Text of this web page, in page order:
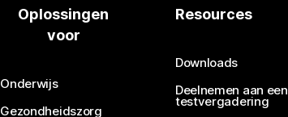
Oplossingen
voor
Onderwijs
Gezondheidszorg
Resources
Downloads
Deelnemen aan een
testvergadering